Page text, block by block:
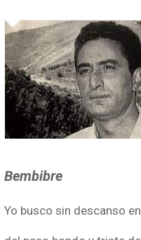
Bembibre
Yo busco sin descanso